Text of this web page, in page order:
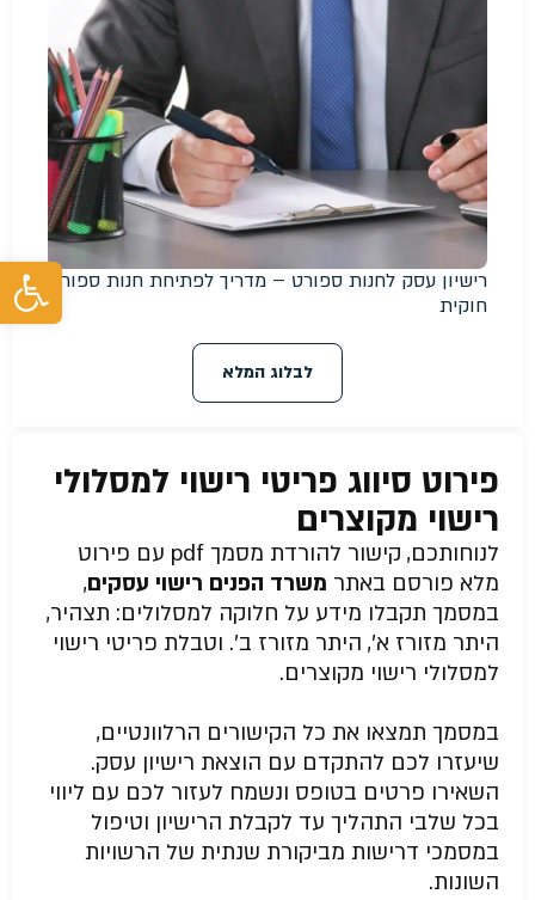
רישיון עסק לחנות ספורט – מדריך לפתיחת חנות ספורט
חוקית
לבלוג המלא
פירוט סיווג פריטי רישוי למסלולי
רישוי מקוצרים
לנוחותכם, קישור להורדת מסמך pdf עם פירוט
מלא פורסם באתר משרד הפנים רישוי עסקים,
במסמך תקבלו מידע על חלוקה למסלולים: תצהיר,
היתר מזורז א’, היתר מזורז ב’. וטבלת פריטי רישוי
למסלולי רישוי מקוצרים.
במסמך תמצאו את כל הקישורים הרלוונטיים,
שיעזרו לכם להתקדם עם הוצאת רישיון עסק.
השאירו פרטים בטופס ונשמח לעזור לכם עם ליווי
בכל שלבי התהליך עד לקבלת הרישיון וטיפול
במסמכי דרישות מביקורת שנתית של הרשויות
השונות.